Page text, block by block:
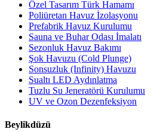
Özel Tasarım Türk Hamamı
Poliüretan Havuz İzolasyonu
Prefabrik Havuz Kurulumu
Sauna ve Buhar Odası İmalatı
Sezonluk Havuz Bakımı
Şok Havuzu (Cold Plunge)
Sonsuzluk (Infinity) Havuzu
Sualtı LED Aydınlatma
Tuzlu Su Jeneratörü Kurulumu
UV ve Ozon Dezenfeksiyon
Beylikdüzü